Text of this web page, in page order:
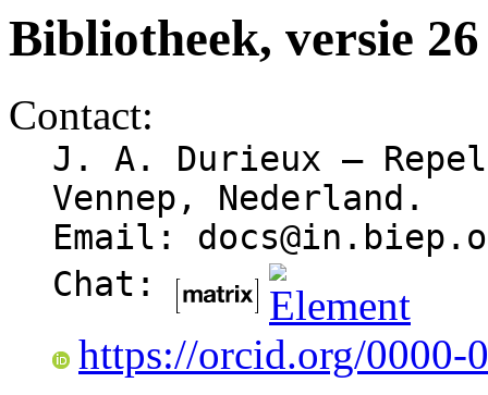
Bibliotheek, versie
Contact:
J. A. Durieux —
Vennep, Nederland.
Email: docs@in.bie
Chat:
https://orcid.org/0000-